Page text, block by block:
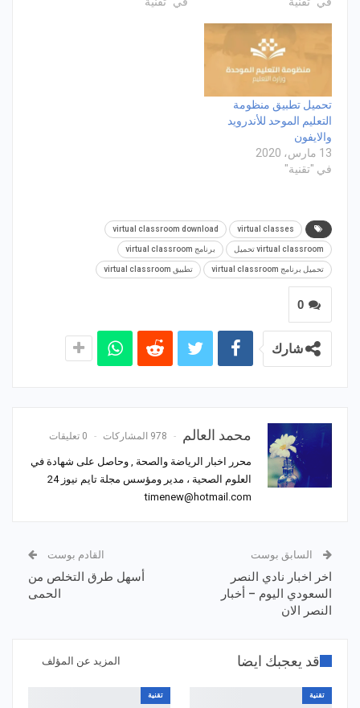
تحميل تطبيق منظومة
التعليم الموحد للأندرويد
والايفون
13 مارس، 2020
في "تقنية"
virtual classes
virtual classroom download
virtual classroom تحميل برنامج virtual classroom
تحميل برنامج virtual classroom تطبيق virtual classroom
0
شارك
محمد العالم 978 المشاركات 0 تعليقات
محرر اخبار الرياضة والصحة , وحاصل على شهادة في
العلوم الصحية ، مدير ومؤسس مجلة تايم نيوز 24
timenew@hotmail.com
السابق بوست
اخر اخبار نادي النصر
السعودي اليوم – أخبار
النصر الان
القادم بوست
أسهل طرق التخلص من
الحمى
قد يعجبك ايضا المزيد عن المؤلف
تقنية تقنية